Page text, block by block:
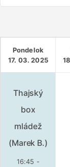
Pondelok
17. 03. 2025
Thajský
box
mládež
(Marek B.)
16:45 -